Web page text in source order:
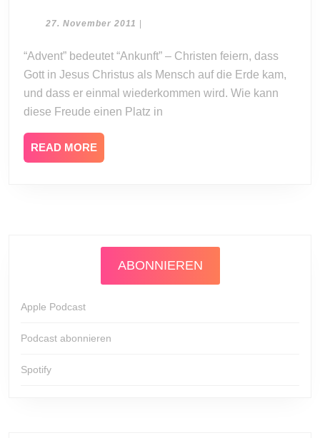
Jesus
Zu
dir?
27. November 2011 27.
“Advent” bedeutet “Ankunft” – Christen feiern, dass
Gott in Jesus Christus als Mensch auf die Erde kam,
und dass er einmal wiederkommen wird. Wie kann
diese Freude einen Platz in
READ MORE
MORE
ABONNIEREN
Apple Podcast
Podcast abonnieren
Spotify